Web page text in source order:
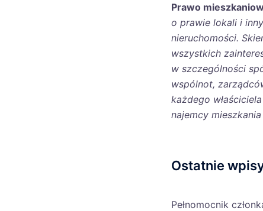
Prawo
o prawie lokali i
nieruchomości.
wszystkich
w szczególności
wspólnot,
każdego
najemcy
Ostatnie
Pełnomocnik